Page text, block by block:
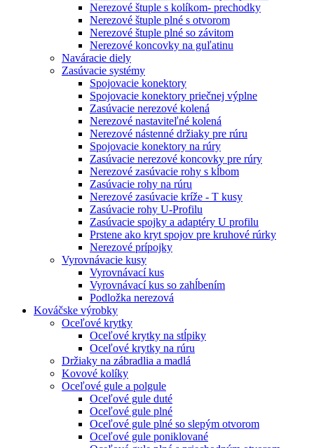
Nerezové štuple s kolíkom- prechodky
Nerezové štuple plné s otvorom
Nerezové štuple plné so závitom
Nerezové koncovky na guľatinu
Naváracie diely
Zasúvacie systémy
Spojovacie konektory
Spojovacie konektory priečnej výplne
Zasúvacie nerezové kolená
Nerezové nastaviteľné kolená
Nerezové nástenné držiaky pre rúru
Spojovacie konektory na rúry
Zasúvacie nerezové koncovky pre rúry
Nerezové zasúvacie rohy s kĺbom
Zasúvacie rohy na rúru
Nerezové zasúvacie kríže - T kusy
Zasúvacie rohy U-Profilu
Zasúvacie spojky a adaptéry U profilu
Prstene ako kryt spojov pre kruhové rúrky
Nerezové prípojky
Vyrovnávacie kusy
Vyrovnávací kus
Vyrovnávací kus so zahĺbením
Podložka nerezová
Kováčske výrobky
Oceľové krytky
Oceľové krytky na stĺpiky
Oceľové krytky na rúru
Držiaky na zábradlia a madlá
Kovové kolíky
Oceľové gule a polgule
Oceľové gule duté
Oceľové gule plné
Oceľové gule plné so slepým otvorom
Oceľové gule poniklované